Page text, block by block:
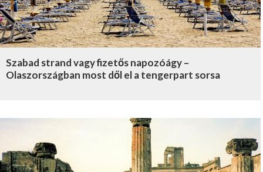
Szabad strand vagy fizetős napozóágy –
Olaszországban most dől el a tengerpart sorsa